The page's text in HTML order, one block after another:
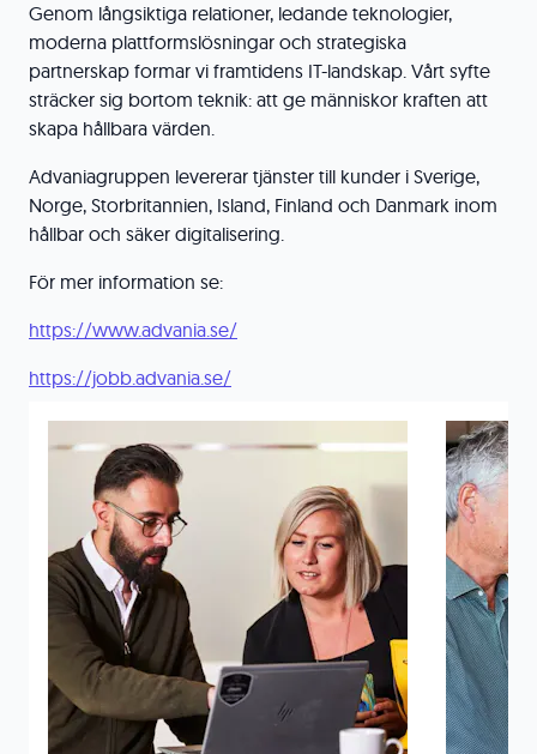
Genom långsiktiga relationer, ledande teknologier,
moderna plattformslösningar och strategiska
partnerskap formar vi framtidens IT-landskap. Vårt syfte
sträcker sig bortom teknik: att ge människor kraften att
skapa hållbara värden.
Advaniagruppen levererar tjänster till kunder i Sverige,
Norge, Storbritannien, Island, Finland och Danmark inom
hållbar och säker digitalisering.
För mer information se:
https://www.advania.se/
https://jobb.advania.se/